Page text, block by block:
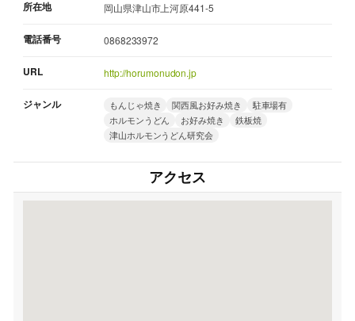
所在地 岡山県津山市上河原441-5
電話番号 0868233972
URL http://horumonudon.jp
ジャンル もんじゃ焼き 関西風お好み焼き
駐車場有
ホルモンうどん
お好み焼き
鉄板焼
津山ホルモンうどん研究会
アクセス